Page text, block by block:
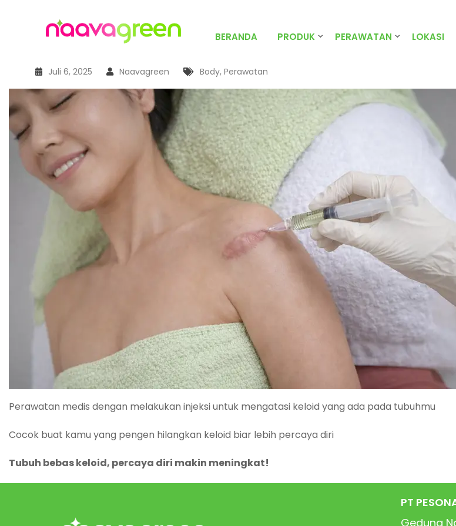
BERANDA PRODUK PERAWATAN LOKASI
Juli 6, 2025 Naavagreen Body, Perawatan
Perawatan medis dengan melakukan injeksi untuk mengatasi keloid yang ada pada tubuhmu
Cocok buat kamu yang pengen hilangkan keloid biar lebih percaya diri
Tubuh bebas keloid, percaya diri makin meningkat!
PT
Gedung